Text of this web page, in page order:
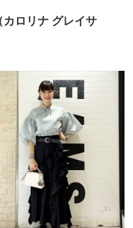
ロリナ グレイサ